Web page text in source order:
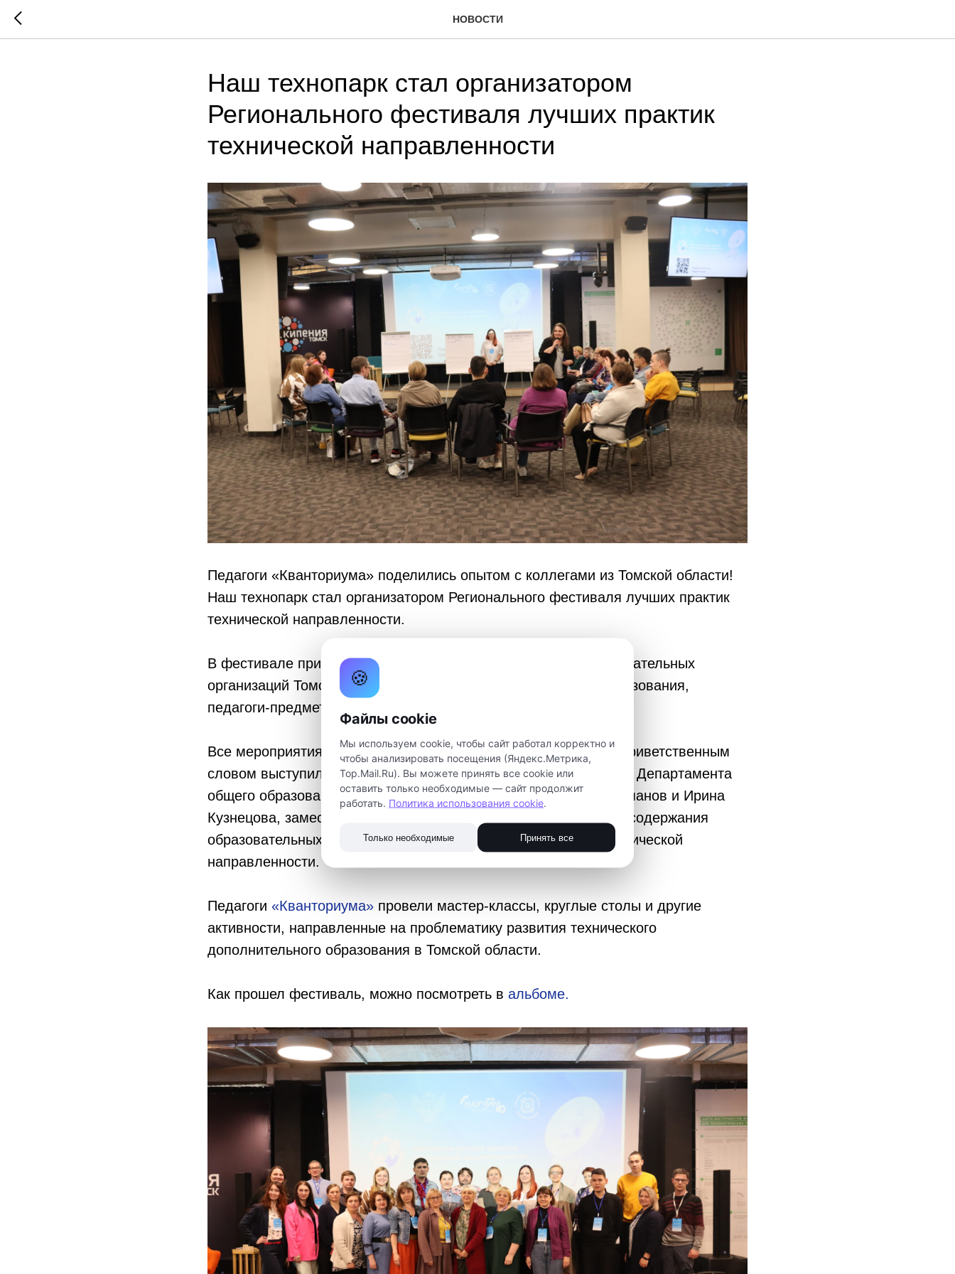
НОВОСТИ
Наш технопарк стал организатором
Регионального фестиваля лучших практик
технической направленности
Педагоги «Кванториума» поделились опытом с коллегами из Томской области!
Наш технопарк стал организатором Регионального фестиваля лучших практик
технической направленности.
В фестивале приняли участие представители более 20 образовательных
организаций Томской области – педагоги дополнительного образования,
педагоги-предметники, методисты и руководители.
Все мероприятия прошли в пространстве «Точка кипения». С приветственным
словом выступили председатель комитета общего образования Департамента
общего образования Томской области Евгений Валерьевич Степанов и Ирина
Кузнецова, заместитель директора ФГБОУ ДО ФЦДО, куратор содержания
образовательных программ дополнительного образования технической
направленности.
Педагоги «Кванториума» провели мастер-классы, круглые столы и другие
активности, направленные на проблематику развития технического
дополнительного образования в Томской области.
Как прошел фестиваль, можно посмотреть в альбоме.
🍪
Файлы cookie
Мы используем cookie, чтобы сайт работал корректно и
чтобы анализировать посещения (Яндекс.Метрика,
Top.Mail.Ru). Вы можете принять все cookie или
оставить только необходимые — сайт продолжит
работать. Политика использования cookie.
Только необходимые Принять все